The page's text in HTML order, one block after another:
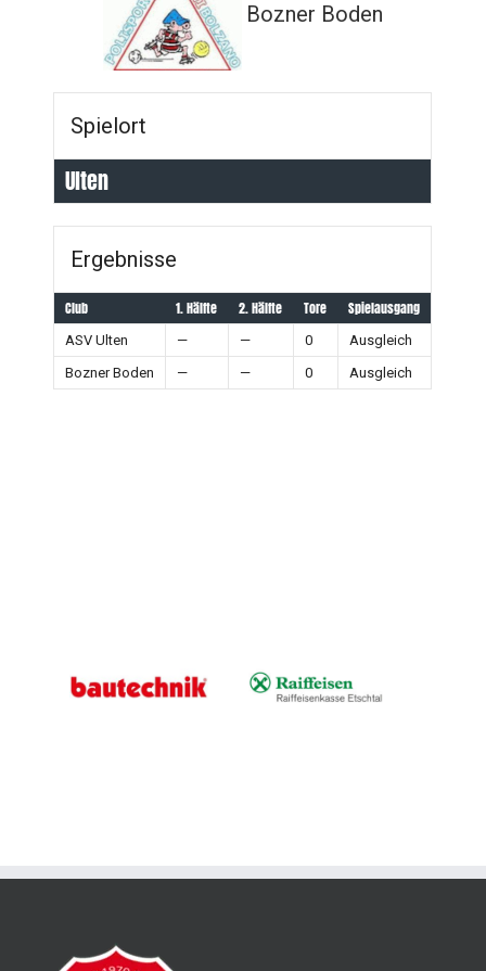
Bozner Boden
Spielort
Ulten
Ergebnisse
Club 1. Hälfte 2. Hälfte Tore Spielausgang
ASV Ulten — — 0
Ausgleich
Bozner Boden
— — 0 Ausgleich